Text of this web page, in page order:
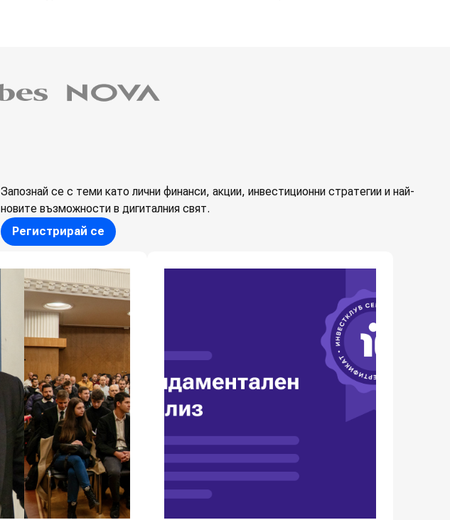
Запознай се с теми като лични финанси, акции, инвестиционни стратегии и най-
новите възможности в дигиталния свят.
Регистрирай се